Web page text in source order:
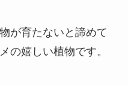
が育たないと諦めて
の嬉しい植物です。